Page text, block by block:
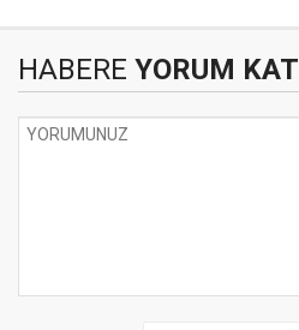
HABERE YORUM KAT